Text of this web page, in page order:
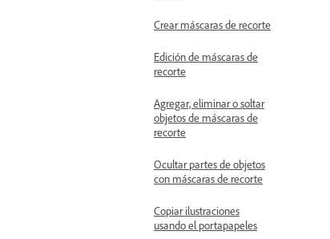
Crear máscaras de recorte
Edición de máscaras de
recorte
Agregar, eliminar o soltar
objetos de máscaras de
recorte
Ocultar partes de objetos
con máscaras de recorte
Copiar ilustraciones
usando el portapapeles